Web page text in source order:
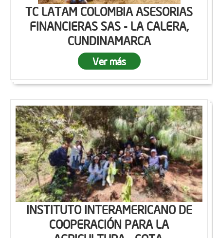
TC LATAM COLOMBIA ASESORIAS
FINANCIERAS SAS - LA CALERA,
CUNDINAMARCA
Ver más
INSTITUTO INTERAMERICANO DE
COOPERACIÓN PARA LA